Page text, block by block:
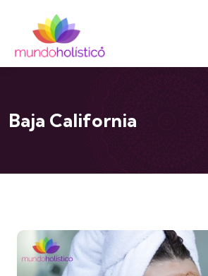
Baja California